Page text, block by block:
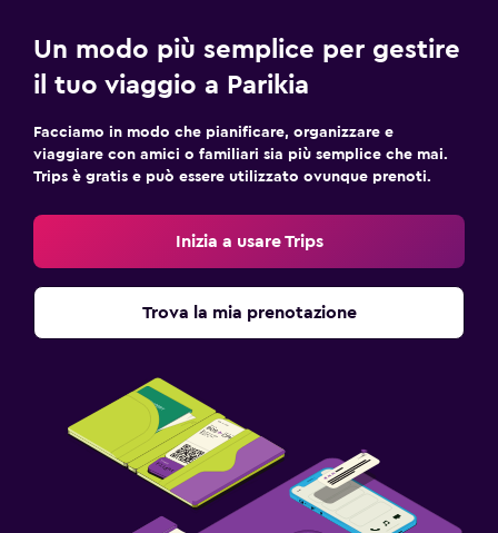
Un modo più semplice per gestire
il tuo viaggio a Parikia
Facciamo in modo che pianificare, organizzare e
viaggiare con amici o familiari sia più semplice che mai.
Trips è gratis e può essere utilizzato ovunque prenoti.
Inizia a usare Trips
Trova la mia prenotazione